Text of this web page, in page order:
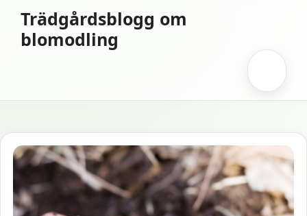
innehåll
Trädgårdsblogg om
blomodling